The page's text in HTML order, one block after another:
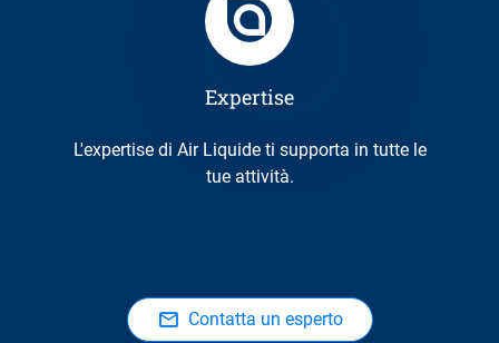
Expertise
L'expertise di Air Liquide ti supporta in tutte le
tue attività.
Contatta un esperto